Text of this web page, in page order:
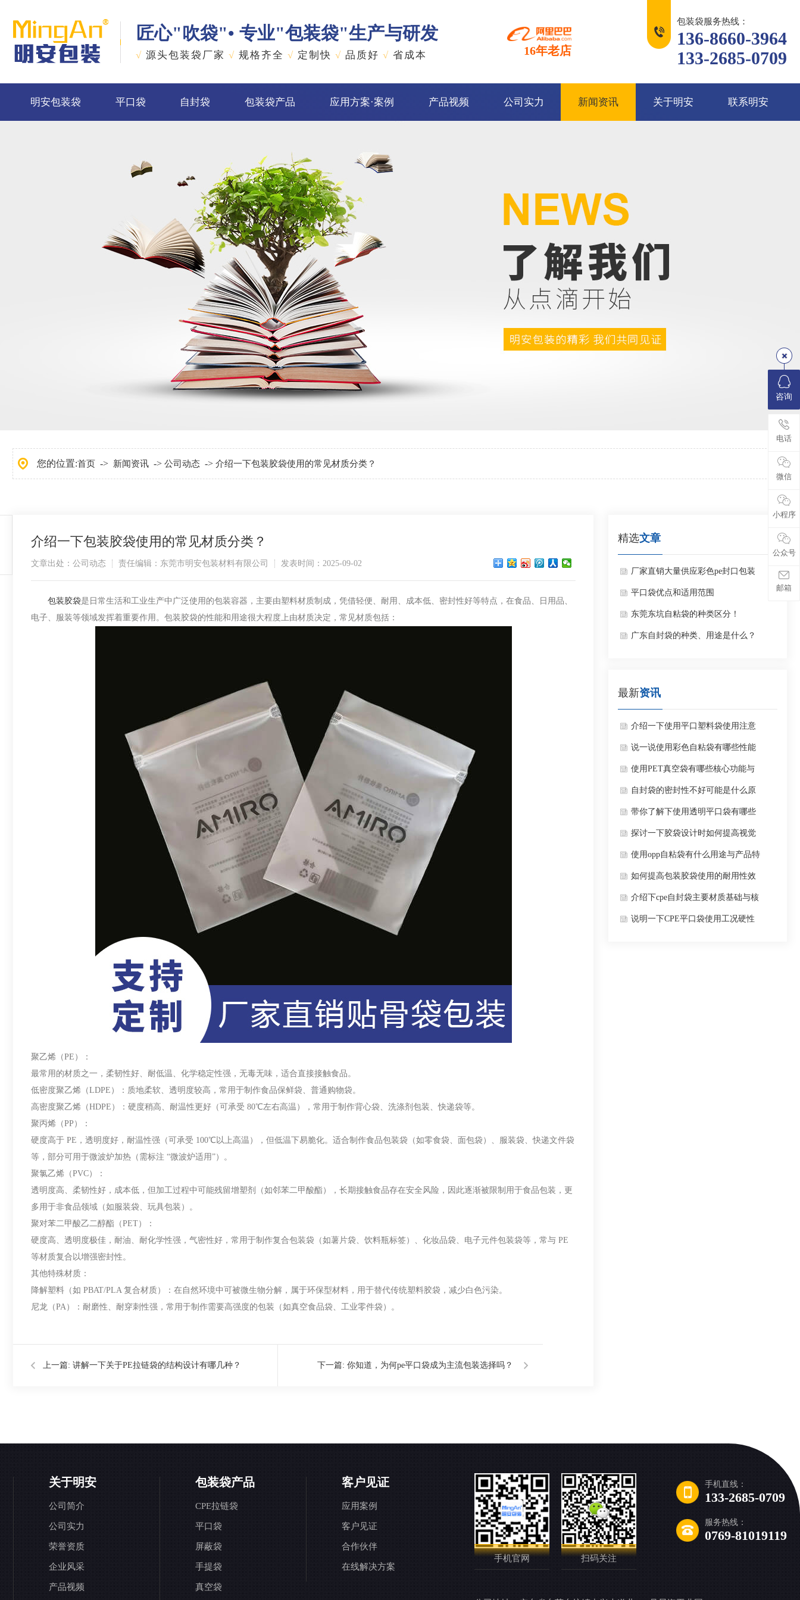
匠心"吹袋"• 专业"包装袋"生产与研发
√ 源头包装袋厂家 √ 规格齐全 √ 定制快 √ 品质好 √ 省成本 16年老店
包装袋服务热线：
136-8660-3964
133-2685-0709
明安包装袋 平口袋 自封袋 包装袋产品 应用方案·案例 产品视频 公司实力 新闻资讯 关于明安 联系明安
您的位置:首页 -> 新闻资讯 -> 公司动态 -> 介绍一下包装胶袋使用的常见材质分类？
介绍一下包装胶袋使用的常见材质分类？
文章出处：公司动态 责任编辑：东莞市明安包装材料有限公司 发表时间：2025-09-02
包装胶袋是日常生活和工业生产中广泛使用的包装容器，主要由塑料材质制成，凭借轻便、耐用、成本低、密封性好等特点，在食品、日用品、
电子、服装等领域发挥着重要作用。包装胶袋的性能和用途很大程度上由材质决定，常见材质包括：
聚乙烯（PE）：
最常用的材质之一，柔韧性好、耐低温、化学稳定性强，无毒无味，适合直接接触食品。
低密度聚乙烯（LDPE）：质地柔软、透明度较高，常用于制作食品保鲜袋、普通购物袋。
高密度聚乙烯（HDPE）：硬度稍高、耐温性更好（可承受 80℃左右高温），常用于制作背心袋、洗涤剂包装、快递袋等。
聚丙烯（PP）：
硬度高于 PE，透明度好，耐温性强（可承受 100℃以上高温），但低温下易脆化。适合制作食品包装袋（如零食袋、面包袋）、服装袋、快递文件袋
等，部分可用于微波炉加热（需标注 “微波炉适用”）。
聚氯乙烯（PVC）：
透明度高、柔韧性好，成本低，但加工过程中可能残留增塑剂（如邻苯二甲酸酯），长期接触食品存在安全风险，因此逐渐被限制用于食品包装，更
多用于非食品领域（如服装袋、玩具包装）。
聚对苯二甲酸乙二醇酯（PET）：
硬度高、透明度极佳，耐油、耐化学性强，气密性好，常用于制作复合包装袋（如薯片袋、饮料瓶标签）、化妆品袋、电子元件包装袋等，常与 PE
等材质复合以增强密封性。
其他特殊材质：
降解塑料（如 PBAT/PLA 复合材质）：在自然环境中可被微生物分解，属于环保型材料，用于替代传统塑料胶袋，减少白色污染。
尼龙（PA）：耐磨性、耐穿刺性强，常用于制作需要高强度的包装（如真空食品袋、工业零件袋）。
上一篇: 讲解一下关于PE拉链袋的结构设计有哪几种？ 下一篇: 你知道，为何pe平口袋成为主流包装选择吗？
精选文章
厂家直销大量供应彩色pe封口包装
袋
平口袋优点和适用范围
东莞东坑自粘袋的种类区分！
广东自封袋的种类、用途是什么？
最新资讯
介绍一下使用平口塑料袋使用注意
与常见问题？
说一说使用彩色自粘袋有哪些性能
特点要求？
使用PET真空袋有哪些核心功能与
产品优势？
自封袋的密封性不好可能是什么原
因导致的？
带你了解下使用透明平口袋有哪些
材质及产品特点？
探讨一下胶袋设计时如何提高视觉
传达效果？
使用opp自粘袋有什么用途与产品特
点？
如何提高包装胶袋使用的耐用性效
果？
介绍下cpe自封袋主要材质基础与核
心性能优势？
说明一下CPE平口袋使用工况硬性
关于明安
公司简介
公司实力
荣誉资质
企业风采
产品视频
包装袋产品
CPE拉链袋
平口袋
屏蔽袋
手提袋
真空袋
客户见证
应用案例
客户见证
合作伙伴
在线解决方案
扫码关注
手机官网
手机直线：
133-2685-0709
服务热线：
0769-81019119
咨询
电话
微信
小程序
公众号
邮箱